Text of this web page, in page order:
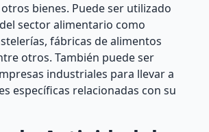
bienes. Puede ser utilizado
sector alimentario como
fábricas de alimentos
otros. También puede ser
industriales para llevar a
específicas relacionadas con su